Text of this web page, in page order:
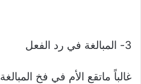
3- المبالغة في رد الفعل
غالباً ماتقع الأم في فخ